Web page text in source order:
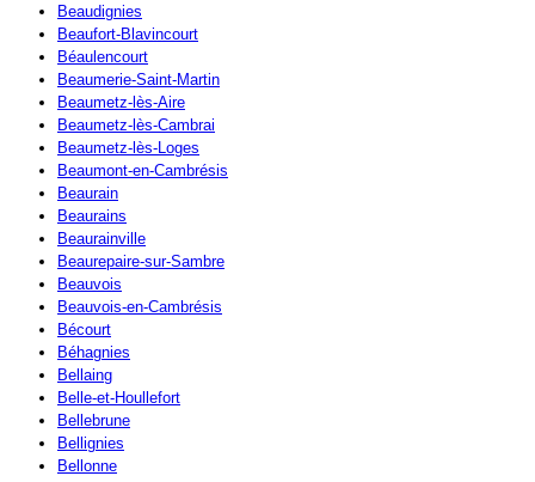
Beaudignies
Beaufort-Blavincourt
Béaulencourt
Beaumerie-Saint-Martin
Beaumetz-lès-Aire
Beaumetz-lès-Cambrai
Beaumetz-lès-Loges
Beaumont-en-Cambrésis
Beaurain
Beaurains
Beaurainville
Beaurepaire-sur-Sambre
Beauvois
Beauvois-en-Cambrésis
Bécourt
Béhagnies
Bellaing
Belle-et-Houllefort
Bellebrune
Bellignies
Bellonne